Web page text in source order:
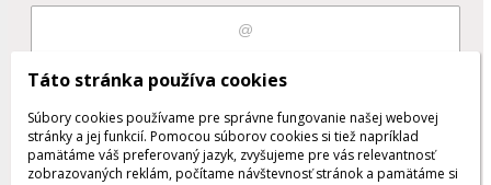
Súhlasím sspracovaním osobných
údajov
Odobrať Pridať
Táto stránka používa cookies
Súbory cookies používame pre správne fungovanie našej webovej
stránky a jej funkcií. Pomocou súborov cookies si tiež napríklad
pamätáme váš preferovaný jazyk, zvyšujeme pre vás relevantnosť
zobrazovaných reklám, počítame návštevnosť stránok a pamätáme si